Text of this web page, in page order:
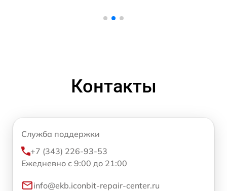
Контакты
Служба поддержки
+7 (343) 226-93-53
Ежедневно с 9:00 до 21:00
info@ekb.iconbit-repair-center.ru